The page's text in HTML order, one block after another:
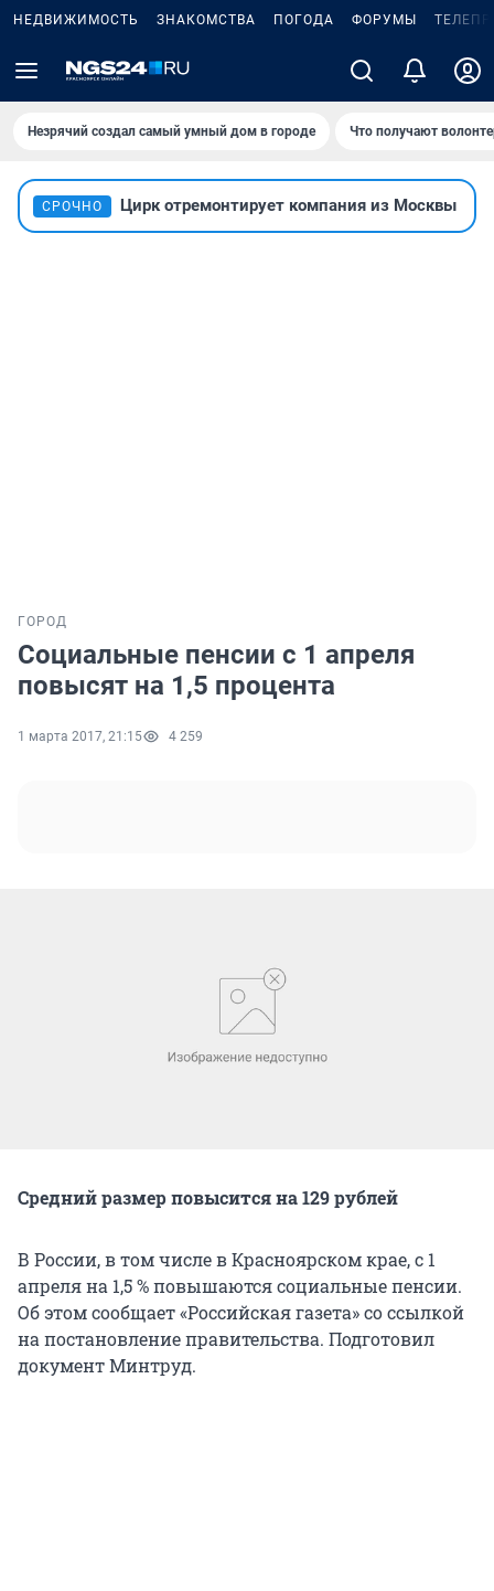
НЕДВИЖИМОСТЬ ЗНАКОМСТВА ПОГОДА ФОРУМЫ
Незрячий создал самый умный дом в городе Что получают
СРОЧНО Цирк отремонтирует компания из Москвы
ГОРОД
Социальные пенсии c 1 апреля
повысят на 1,5 процента
1 марта 2017, 21:15 4 259
Средний размер повысится на 129 рублей
В России, в том числе в Красноярском крае, с 1
апреля на 1,5 % повышаются социальные пенсии.
Об этом сообщает «Российская газета» со ссылкой
на постановление правительства. Подготовил
документ Минтруд.